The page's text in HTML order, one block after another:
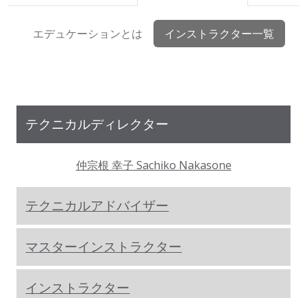
エデュケーションとは インストラクター一覧
テクニカルディレクター
仲宗根 幸子 Sachiko Nakasone
テクニカルアドバイザー
マスターインストラクター
インストラクター